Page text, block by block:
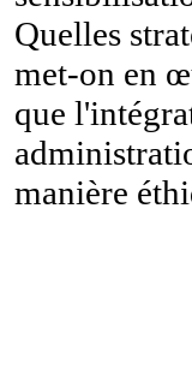
Quelles
met-on en
que
manière